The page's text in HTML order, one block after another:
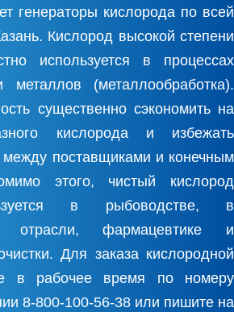
генераторы кислорода по всей
Кислород высокой степени
используется в процессах
металлов (металлообработка).
существенно сэкономить на
кислорода и избежать
поставщиками и конечным
этого, чистый кислород
в рыбоводстве, в
отрасли, фармацевтике и
Для заказа кислородной
в рабочее время по номеру
8-800-100-56-38 или пишите на